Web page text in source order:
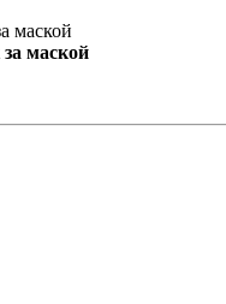
маской